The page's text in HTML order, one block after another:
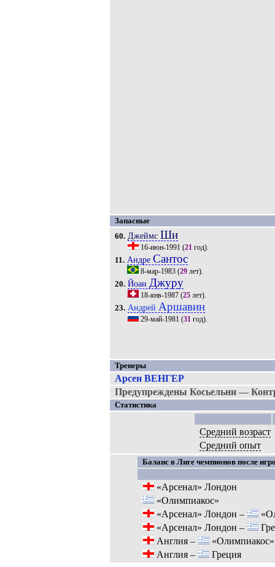
Запасные
60. Джеймс Ши
16-июн-1991 (21год).
11. Андре Сантос
8-мар-1983(29лет).
20. Йоан Джуру
18-янв-1987(25лет).
23. Андрей Аршавин
29-май-1981 (31год).
Тренеры
Арсен ВЕНГЕР
Предупреждены Косьельни —
Статистика
Средний возраст
Средний опыт
Баланс в Лиге чемпионов после
«Арсенал» Лондон
«Олимпиакос»
«Арсенал» Лондон –
«Арсенал» Лондон –
Англия –
«Олимпиакос»
Англия –
Греция